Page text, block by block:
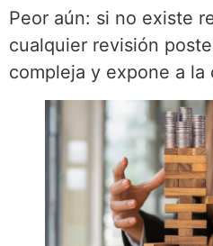
Peor aún: si no existe
cualquier revisión
compleja y expone a la